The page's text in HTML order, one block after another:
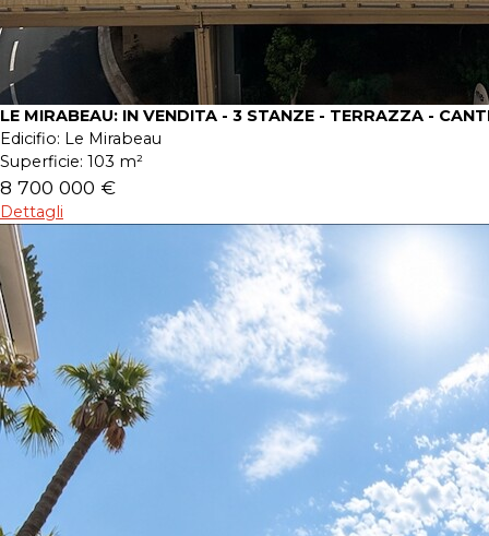
LE MIRABEAU: IN VENDITA - 3 STANZE - TERRAZZA -
Edicifio: Le Mirabeau
Superficie: 103 m²
8 700 000 €
Dettagli